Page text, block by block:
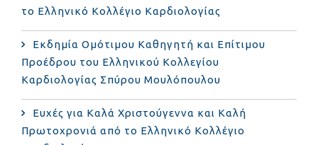
το Ελληνικό Κολλέγιο Καρδιολογίας
Εκδημία Ομότιμου Καθηγητή και Επίτιμου
Προέδρου του Ελληνικού Κολλεγίου
Καρδιολογίας Σπύρου Μουλόπουλου
Ευχές για Καλά Χριστούγεννα και Καλή
Πρωτοχρονιά από το Ελληνικό Κολλέγιο